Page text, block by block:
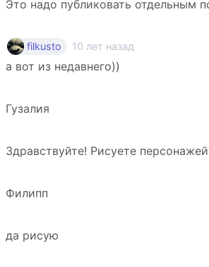
Это надо публиковать отдельным
filkusto 10 лет назад
а вот из недавнего))
Гузалия
Здравствуйте! Рисуете
Филипп
да рисую